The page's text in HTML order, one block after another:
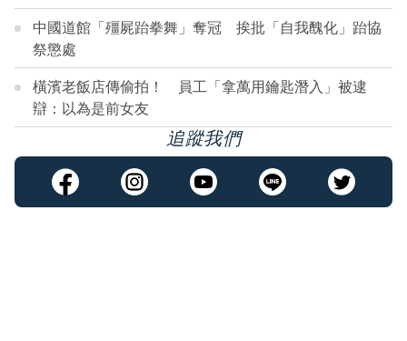
中國道館「殭屍跆拳舞」奪冠 挨批「自我醜化」跆協
祭懲處
橫濱老飯店傳偷拍！ 員工「拿萬用鑰匙潛入」被逮
辯：以為是前女友
追蹤我們